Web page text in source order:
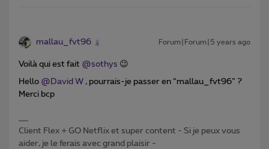
mallau_fvt96 Forum|Forum|5 years ago
Voilà qui est fait @sothys 😉
Hello @David W , pourrais-je passer en “mallau_fvt96” ?
Merci bcp
Client Flex + GO Netflix et super content - Si je peux vous
aider, je le ferais avec grand plaisir -